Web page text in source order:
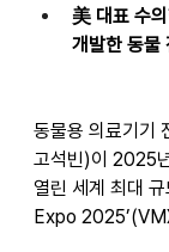
美 대표 수
개발한 동물
동물용 의료기기
고석빈)이 2025
열린 세계 최대
Expo